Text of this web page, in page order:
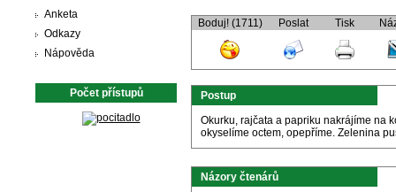
Anketa
Odkazy
Nápověda
Počet přístupů
Boduj! (1711) Poslat Tisk
Postup
Okurku, rajčata a papriku nakrájíme na
okyselíme octem, opepříme. Zelenina
Názory čtenárů